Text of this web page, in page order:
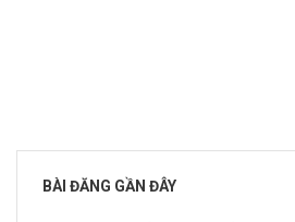
BÀI ĐĂNG GẦN ĐÂY